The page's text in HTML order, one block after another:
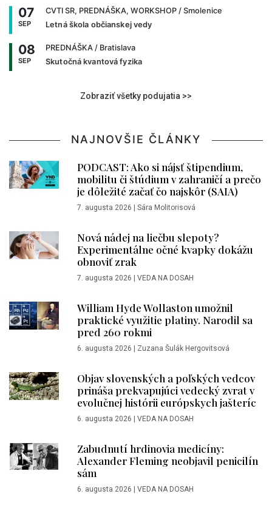
07
SEP
CVTI SR, PREDNÁŠKA, WORKSHOP / Smolenice
Letná škola občianskej vedy
08
SEP
PREDNÁŠKA / Bratislava
Skutočná kvantová fyzika
Zobraziť všetky podujatia >>
NAJNOVŠIE ČLÁNKY
PODCAST: Ako si nájsť štipendium,
mobilitu či štúdium v zahraničí a prečo
je dôležité začať čo najskôr (SAIA)
7. augusta 2026 Sára Molitorisová
Nová nádej na liečbu slepoty?
Experimentálne očné kvapky dokážu
obnoviť zrak
7. augusta 2026 VEDA NA DOSAH
William Hyde Wollaston umožnil
praktické využitie platiny. Narodil sa
pred 260 rokmi
6. augusta 2026 Zuzana Šulák Hergovitsová
Objav slovenských a poľských vedcov
prináša prekvapujúci vedecký zvrat v
evolučnej histórii európskych jašteríc
6. augusta 2026 VEDA NA DOSAH
Zabudnutí hrdinovia medicíny:
Alexander Fleming neobjavil penicilín
sám
6. augusta 2026 VEDA NA DOSAH